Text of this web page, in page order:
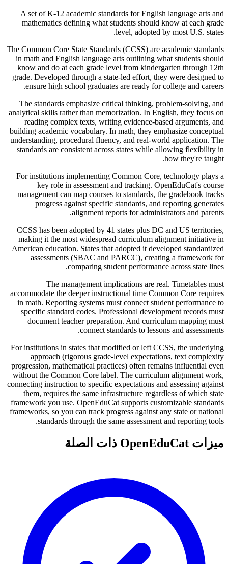
A set of K-12 academic standards for English language arts and
mathematics defining what students should know at each grade
level, adopted by most U.S. states.
The Common Core State Standards (CCSS) are academic standards
in math and English language arts outlining what students should
know and do at each grade level from kindergarten through 12th
grade. Developed through a state-led effort, they were designed to
ensure high school graduates are ready for college and careers.
The standards emphasize critical thinking, problem-solving, and
analytical skills rather than memorization. In English, they focus on
reading complex texts, writing evidence-based arguments, and
building academic vocabulary. In math, they emphasize conceptual
understanding, procedural fluency, and real-world application. The
standards are consistent across states while allowing flexibility in
how they're taught.
For institutions implementing Common Core, technology plays a
key role in assessment and tracking. OpenEduCat's course
management can map courses to standards, the gradebook tracks
progress against specific standards, and reporting generates
alignment reports for administrators and parents.
CCSS has been adopted by 41 states plus DC and US territories,
making it the most widespread curriculum alignment initiative in
American education. States that adopted it developed standardized
assessments (SBAC and PARCC), creating a framework for
comparing student performance across state lines.
The management implications are real. Timetables must
accommodate the deeper instructional time Common Core requires
in math. Reporting systems must connect student performance to
specific standard codes. Professional development records must
document teacher preparation. And curriculum mapping must
connect standards to lessons and assessments.
For institutions in states that modified or left CCSS, the underlying
approach (rigorous grade-level expectations, text complexity
progression, mathematical practices) often remains influential even
without the Common Core label. The curriculum alignment work,
connecting instruction to specific expectations and assessing against
them, requires the same infrastructure regardless of which state
framework you use. OpenEduCat supports customizable standards
frameworks, so you can track progress against any state or national
standards through the same assessment and reporting tools.
ميزات OpenEduCat ذات الصلة